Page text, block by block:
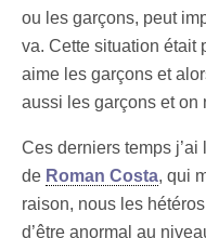
ou les garçons, peut
va. Cette situation était
aime les garçons et
aussi les garçons et on
Ces derniers temps j’ai
de Roman Costa, qui
raison, nous les
d’être anormal au